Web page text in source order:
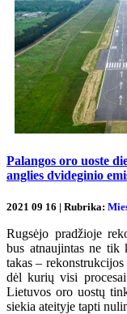
Palangos oro uoste
anglies dvideginio
2021 09 16 | Rubrika:
Rugsėjo pradžioje
bus atnaujintas ne
takas –
dėl kurių visi
Lietuvos oro uostų
siekia ateityje tapti